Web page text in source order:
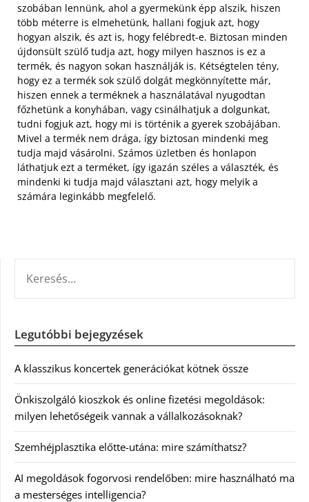
szobában lennünk, ahol a gyermekünk épp alszik, hiszen
több méterre is elmehetünk, hallani fogjuk azt, hogy
hogyan alszik, és azt is, hogy felébredt-e. Biztosan minden
újdonsült szülő tudja azt, hogy milyen hasznos is ez a
termék, és nagyon sokan használják is. Kétségtelen tény,
hogy ez a termék sok szülő dolgát megkönnyítette már,
hiszen ennek a terméknek a használatával nyugodtan
főzhetünk a konyhában, vagy csinálhatjuk a dolgunkat,
tudni fogjuk azt, hogy mi is történik a gyerek szobájában.
Mivel a termék nem drága, így biztosan mindenki meg
tudja majd vásárolni. Számos üzletben és honlapon
láthatjuk ezt a terméket, így igazán széles a választék, és
mindenki ki tudja majd választani azt, hogy melyik a
számára leginkább megfelelő.
Legutóbbi bejegyzések
A klasszikus koncertek generációkat kötnek össze
Önkiszolgáló kioszkok és online fizetési megoldások:
milyen lehetőségeik vannak a vállalkozásoknak?
Szemhéjplasztika előtte-utána: mire számíthatsz?
AI megoldások fogorvosi rendelőben: mire használható ma
a mesterséges intelligencia?